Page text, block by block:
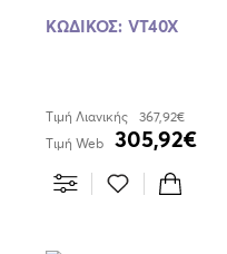
ΚΩΔΙΚΌΣ: VT40X
Τιμή Λιανικής
367,92€
Τιμή Web
305,92€